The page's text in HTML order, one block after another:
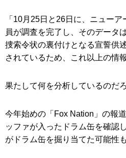
「10月25日と26日に、ニュー
員が調査を完了し、そのデータ
捜索令状の裏付けとなる宣誓供
されているため、これ以上の情
果たして何を分析しているのだ
今年始めの「Fox Nation」の報
ッファが入ったドラム缶を確認
がドラム缶を掘り当てた可能性も